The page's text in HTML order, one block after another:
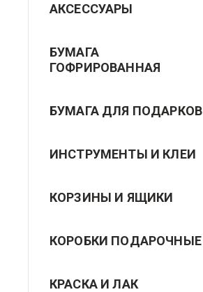
АКСЕССУАРЫ
БУМАГА
ГОФРИРОВАННАЯ
БУМАГА ДЛЯ ПОДАРКОВ
ИНСТРУМЕНТЫ И КЛЕИ
КОРЗИНЫ И ЯЩИКИ
КОРОБКИ ПОДАРОЧНЫЕ
КРАСКА И ЛАК